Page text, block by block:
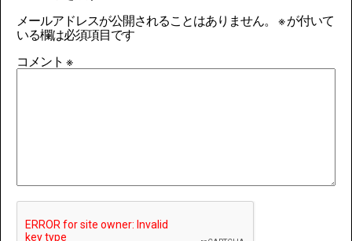
メールアドレスが公開されることはありません。 ※が付いて
いる欄は必須項目です
コメント ※